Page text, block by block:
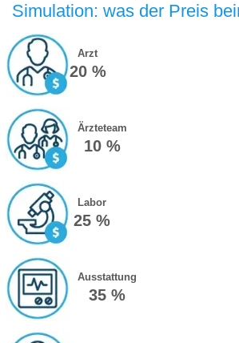
Simulation: was der Preis
Arzt
20 %
Ärzteteam
10 %
Labor
25 %
Ausstattung
35 %